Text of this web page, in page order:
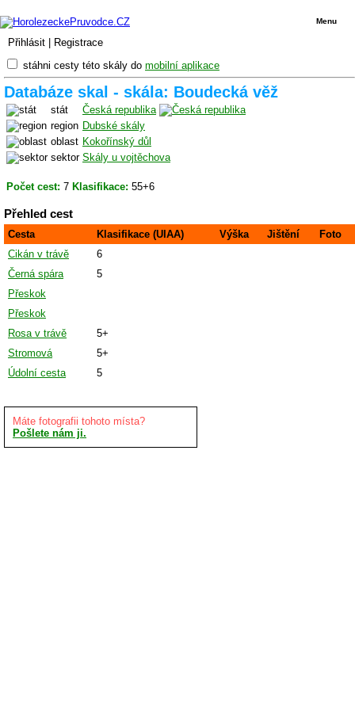
Přihlásit Registrace
Menu
stáhni cesty této skály do mobilní aplikace
Databáze skal - skála: Boudecká věž
stát
Česká republika
region Dubské skály
oblast Kokořínský důl
sektor Skály u vojtěchova
Počet cest: 7 Klasifikace: 55+6
Přehled cest
Cesta Klasifikace (UIAA) Výška Jištění
Foto
Cikán v trávě
6
Černá spára
5
Přeskok
Přeskok
Rosa v trávě
5+
Stromová
5+
Údolní cesta
5
Máte fotografii tohoto místa?
Pošlete nám ji.